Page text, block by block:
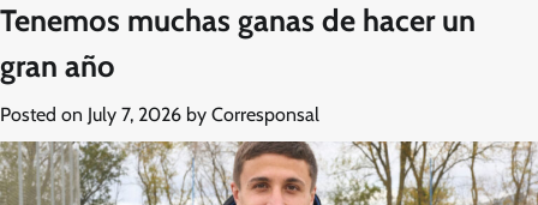
Tenemos muchas ganas de hacer un
gran año
Posted on July 7, 2026 by Corresponsal